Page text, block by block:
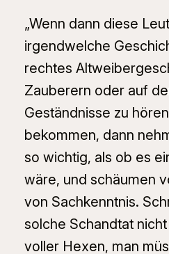
„Wenn dann diese
irgendwelche
rechtes
Zauberern oder auf
Geständnisse zu
bekommen, dann
so wichtig, als ob es
wäre, und schäumen
von Sachkenntnis.
solche Schandtat
voller Hexen, man